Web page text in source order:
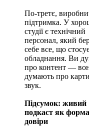
По-третє,
підтримка. У
студії є технічний
персонал, який
себе все, що
обладнання. Ви
про контент —
думають про
звук.
Підсумок: живий
подкаст як
довіри